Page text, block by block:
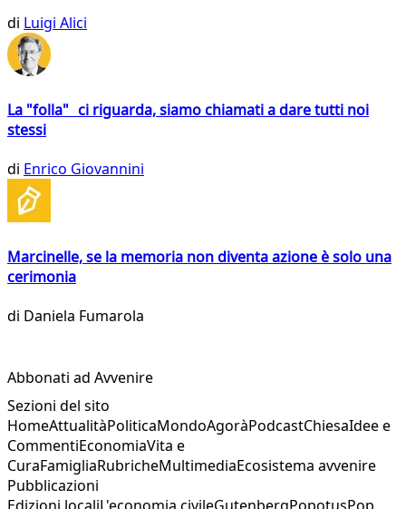
di Luigi Alici
La "folla" ci riguarda, siamo chiamati a dare tutti noi
stessi
di Enrico Giovannini
Marcinelle, se la memoria non diventa azione è solo una
cerimonia
di Daniela Fumarola
Abbonati ad Avvenire
Sezioni del sito
HomeAttualitàPoliticaMondoAgoràPodcastChiesaIdee e
CommentiEconomiaVita e
CuraFamigliaRubricheMultimediaEcosistema avvenire
Pubblicazioni